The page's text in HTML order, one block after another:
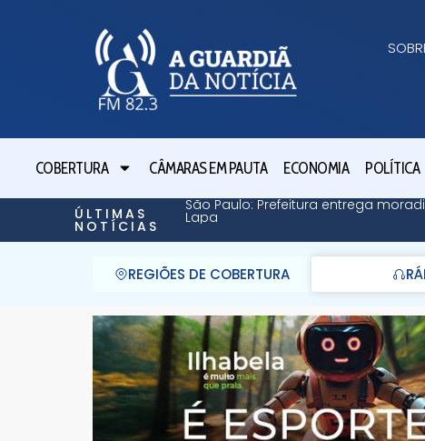
COBERTURA CÂMARAS EM PAUTA ECONOMIA POLÍTICA
ÚLTIMAS
NOTÍCIAS
São Paulo: Prefeitura entrega
Lapa
REGIÕES DE COBERTURA